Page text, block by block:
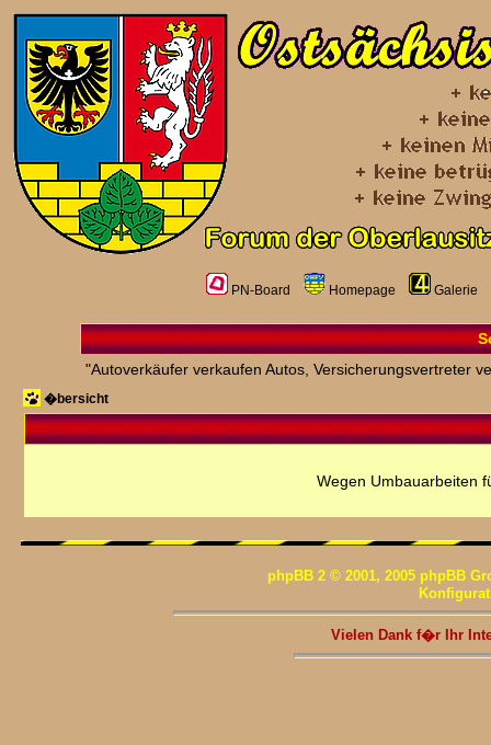
PN-Board Homepage Galerie
"Autoverkäufer verkaufen Autos, Versicherungsvertreter
�bersicht
Wegen Umbauarbeiten
phpBB 2 © 2001, 2005 phpBB
Vielen Dank f�r Ihr